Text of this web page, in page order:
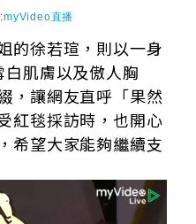
myVideo直播
的徐若瑄，則以一身
肌膚以及傲人胸
，讓網友直呼「果然
紅毯採訪時，也開心
希望大家能夠繼續支